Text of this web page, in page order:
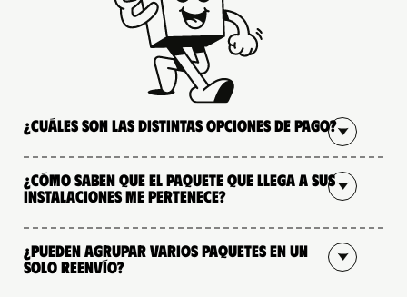
¿Cuáles son las distintas opciones de pago?
¿Cómo saben que el paquete que llega a sus
instalaciones me pertenece?
¿Pueden agrupar varios paquetes en un
solo reenvío?